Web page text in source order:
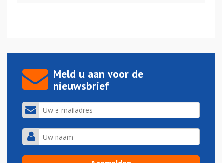
Meld u aan voor de
nieuwsbrief